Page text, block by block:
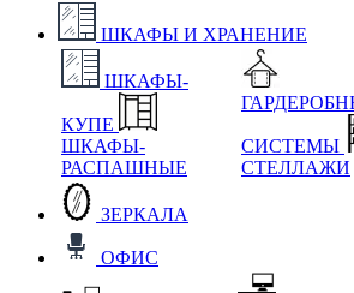
ШКАФЫ И ХРАНЕНИЕ
ШКАФЫ-
КУПЕ
ШКАФЫ-
РАСПАШНЫЕ
СИСТЕМЫ
СТЕЛЛАЖИ
ЗЕРКАЛА
ОФИС